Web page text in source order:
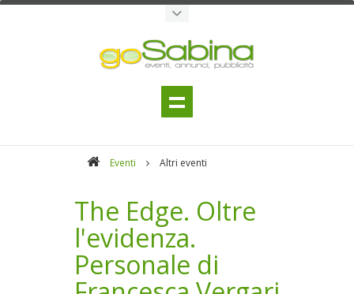
Eventi Altri eventi
The Edge. Oltre
l'evidenza.
Personale di